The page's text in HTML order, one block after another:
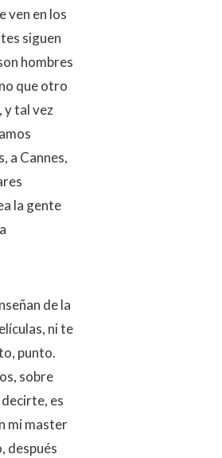
ven en los
siguen
hombres
que otro
y tal vez
a Cannes,
la gente
de la
ni te
punto.
sobre
es
mi master
después